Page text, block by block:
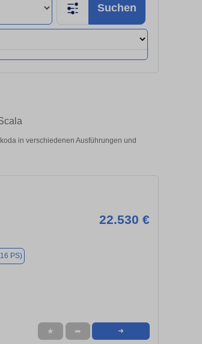
Suchen
in verschiedenen Ausführungen und
22.530 €
PS)
★ ➦ ➜